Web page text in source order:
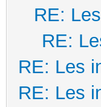
RE:
RE:
RE: Les
RE: Les